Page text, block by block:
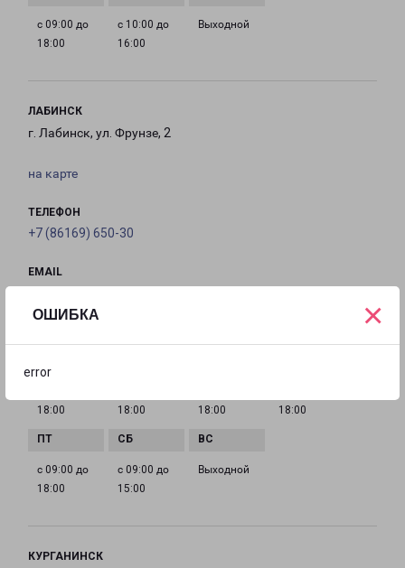
ОШИБКА
error
×
с 09:00 до
18:00
с 10:00 до
16:00
Выходной
ЛАБИНСК
г. Лабинск, ул. Фрунзе, 2
на карте
ТЕЛЕФОН
+7 (86169) 650-30
EMAIL
18:00
18:00
18:00
18:00
с 09:00 до
18:00
с 09:00 до
15:00
Выходной
КУРГАНИНСК